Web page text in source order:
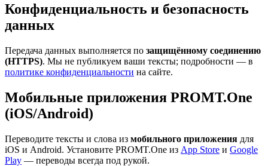
Конфиденциальность и безопасность
данных
Передача данных выполняется по защищённому соединению
(HTTPS). Мы не публикуем ваши тексты; подробности — в
политике конфиденциальности на сайте.
Мобильные приложения PROMT.One
(iOS/Android)
Переводите тексты и слова из мобильного приложения для
iOS и Android. Установите PROMT.One из App Store и Google
Play — переводы всегда под рукой.